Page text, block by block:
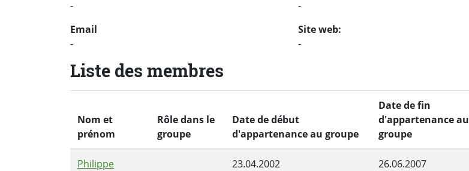
-
-
Email
-
Site web:
-
Liste des membres
Nom et
prénom
Rôle dans le
groupe
Date de début
d'appartenance au groupe
Date de fin
d'appartenance au
groupe
Philippe 23.04.2002 26.06.2007